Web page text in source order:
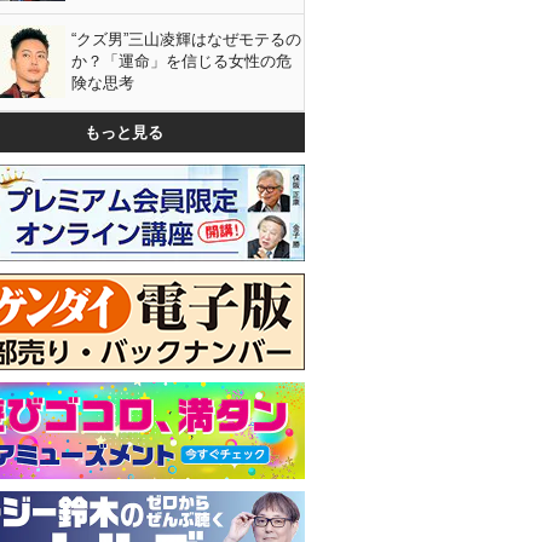
“クズ男”三山凌輝はなぜモテるの
か？「運命」を信じる女性の危
険な思考
もっと見る